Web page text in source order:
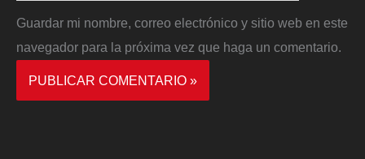
Guardar mi nombre, correo electrónico y sitio web en este
navegador para la próxima vez que haga un comentario.